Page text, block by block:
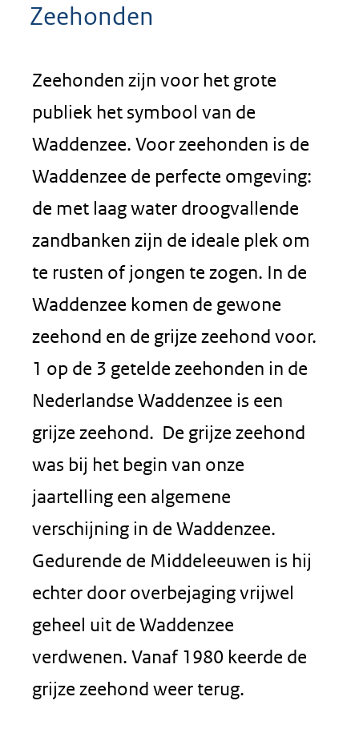
Zeehonden
Zeehonden zijn voor het grote
publiek het symbool van de
Waddenzee. Voor zeehonden is de
Waddenzee de perfecte omgeving:
de met laag water droogvallende
zandbanken zijn de ideale plek om
te rusten of jongen te zogen. In de
Waddenzee komen de gewone
zeehond en de grijze zeehond voor.
1 op de 3 getelde zeehonden in de
Nederlandse Waddenzee is een
grijze zeehond. De grijze zeehond
was bij het begin van onze
jaartelling een algemene
verschijning in de Waddenzee.
Gedurende de Middeleeuwen is hij
echter door overbejaging vrijwel
geheel uit de Waddenzee
verdwenen. Vanaf 1980 keerde de
grijze zeehond weer terug.